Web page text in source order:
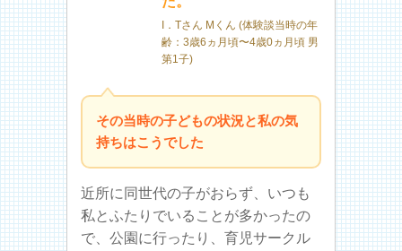
I．Tさん Mくん (体験談当時の年
齢：3歳6ヵ月頃〜4歳0ヵ月頃 男
第1子)
その当時の子どもの状況と私の気
持ちはこうでした
近所に同世代の子がおらず、いつも
私とふたりでいることが多かったの
で、公園に行ったり、育児サークル